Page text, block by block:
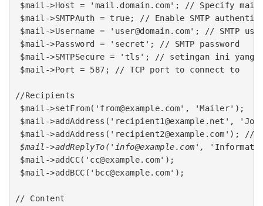
$mail->Host = 'mail.domain.com'; // Specify main
$mail->SMTPAuth = true; // Enable SMTP
$mail->Username = 'user@domain.com'; // SMTP
$mail->Password = 'secret'; // SMTP password
$mail->SMTPSecure = 'tls'; // setingan ini yang
$mail->Port = 587; // TCP port to connect to
//Recipients
$mail->setFrom('from@example.com', 'Mailer');
$mail->addAddress('recipient1@example.net',
$mail->addAddress('recipient2@example.com'); //
$mail->addReplyTo('info@example.com',
$mail->addCC('cc@example.com');
$mail->addBCC('bcc@example.com');
// Content